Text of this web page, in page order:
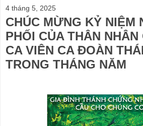
4 tháng 5, 2025
CHÚC MỪNG KỶ NIỆM
PHỐI CỦA THÂN NHÂN
CA VIÊN CA ĐOÀN
TRONG THÁNG NĂM